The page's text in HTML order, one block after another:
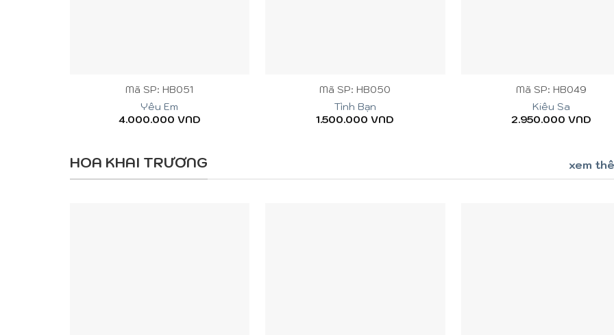
Mã SP: HB051
Yêu Em
4.000.000 VND
Mã SP: HB050
Tình Bạn
1.500.000 VND
Mã SP: HB049
Kiêu Sa
2.950.000 VND
HOA KHAI TRƯƠNG xem